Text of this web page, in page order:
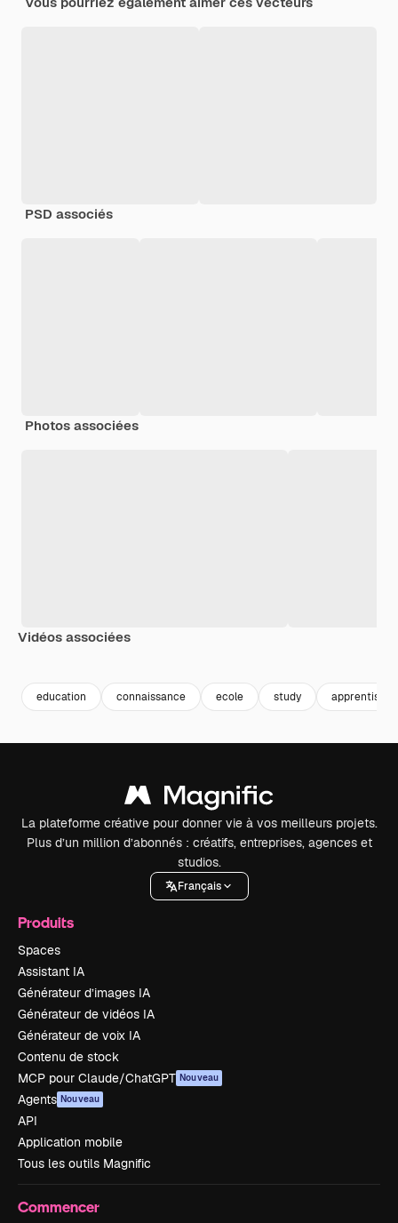
PSD associés
Photos associées
Vidéos associées
education connaissance ecole study
La plateforme créative pour donner vie à vos meilleurs projets.
Plus d’un million d’abonnés : créatifs, entreprises, agences et
studios.
Français
Produits
Spaces
Assistant IA
Générateur d’images IA
Générateur de vidéos IA
Générateur de voix IA
Contenu de stock
MCP pour Claude/ChatGPT Nouveau
Agents Nouveau
API
Application mobile
Tous les outils Magnific
Commencer